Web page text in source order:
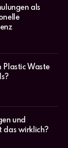
als
Plastic Waste
und
das wirklich?